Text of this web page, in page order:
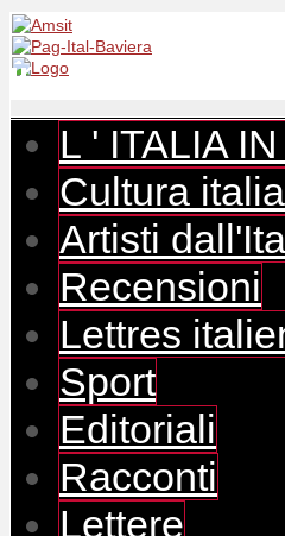
L ' ITALIA
Cultura
Artisti
Recensioni
Lettres
Sport
Editoriali
Racconti
Lettere